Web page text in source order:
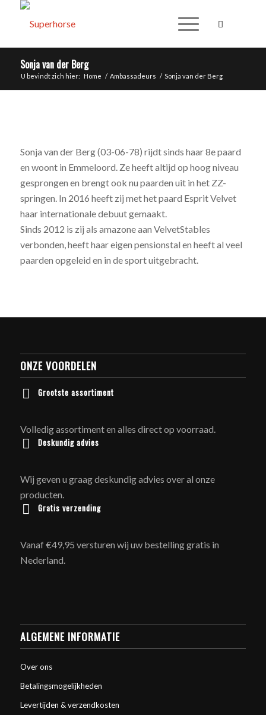
Sonja van der Berg
U bevindt zich hier: Home / Ambassadeurs / Sonja van der Berg
Sonja van der Berg (03-06-78) rijdt sinds haar 8e paard
en woont in Emmeloord. Ze heeft altijd op hoog niveau
gesprongen en brengt ook nu paarden uit in het ZZ-
springen. In 2016 heeft zij met het paard Esprit Velvet
haar internationale debuut gemaakt.
Sinds 2012 is zij als amazone aan VelvetStables
verbonden, heeft haar eigen pensionstal en heeft al veel
paarden opgeleid en in de sport uitgebracht.
ONZE VOORDELEN
Grootste assortiment
Volledig assortiment en alles direct op voorraad.
Deskundig advies
Wij geven u graag deskundig advies over al onze
producten.
Gratis verzending
Vanaf €49,95 versturen wij uw bestelling gratis in
Nederland.
ALGEMENE INFORMATIE
Over ons
Betalingsmogelijkheden
Levertijden & verzendkosten